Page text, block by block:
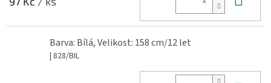
Barva: Bílá, Velikost: 158 cm/12 let
| 828/BIL